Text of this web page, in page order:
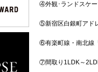
④外観･ランドスケー
⑤新宿区白銀町アド
⑥有楽町線・南北線
⑦間取り1LDK～